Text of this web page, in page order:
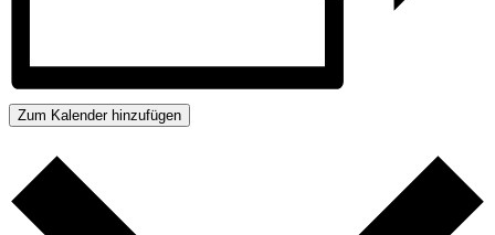
Zum Kalender hinzufügen